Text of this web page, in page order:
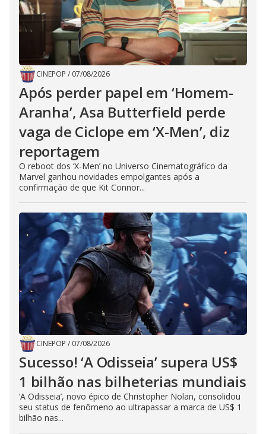
CINEPOP / 07/08/2026
Após perder papel em ‘Homem-
Aranha’, Asa Butterfield perde
vaga de Ciclope em ‘X-Men’, diz
reportagem
O reboot dos ‘X-Men’ no Universo Cinematográfico da
Marvel ganhou novidades empolgantes após a
confirmação de que Kit Connor...
CINEPOP / 07/08/2026
Sucesso! ‘A Odisseia’ supera US$
1 bilhão nas bilheterias mundiais
‘A Odisseia’, novo épico de Christopher Nolan, consolidou
seu status de fenômeno ao ultrapassar a marca de US$ 1
bilhão nas...